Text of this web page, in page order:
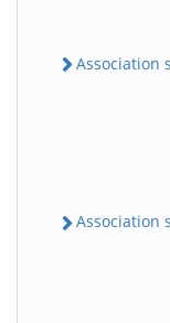
Association
Association